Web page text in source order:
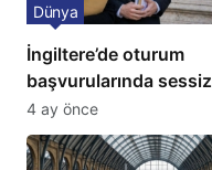
İngiltere’de oturum
başvurularında sessiz
kriz: Büyükelçilikten
açıklama!
Dünya
4 ay önce